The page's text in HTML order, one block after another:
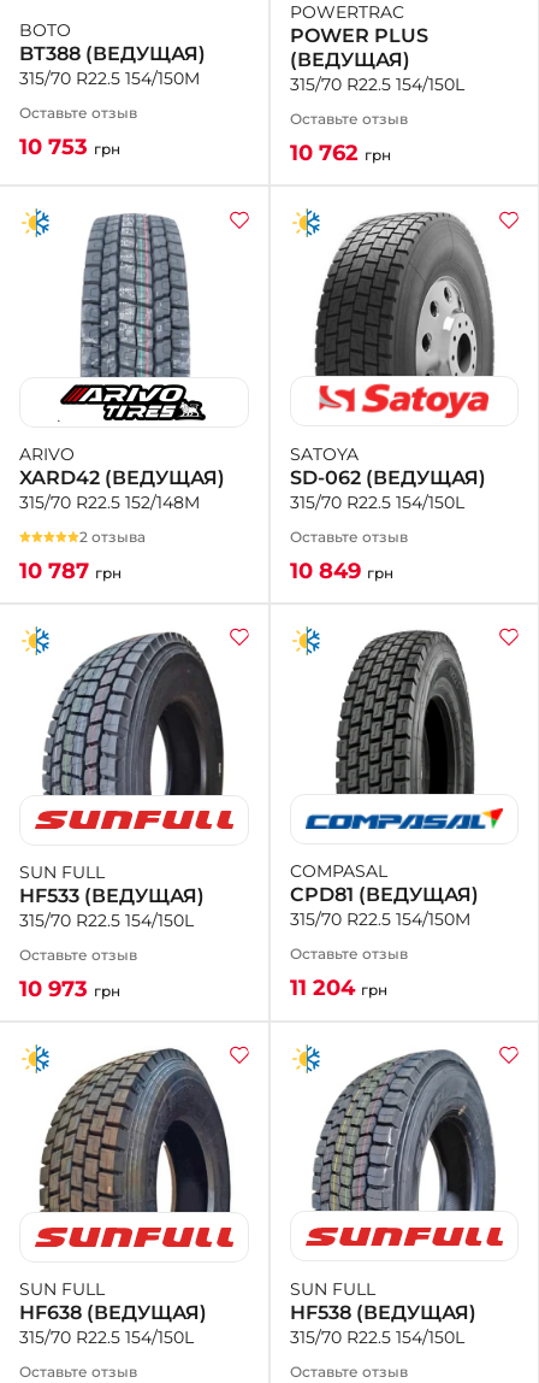
BOTO
BT388 (ВЕДУЩАЯ)
315/70 R22.5 154/150M
Оставьте отзыв
10 753 грн
POWERTRAC
POWER PLUS
(ВЕДУЩАЯ)
315/70 R22.5 154/150L
Оставьте отзыв
10 762 грн
ARIVO
XARD42 (ВЕДУЩАЯ)
315/70 R22.5 152/148M
2 отзыва
10 787 грн
SATOYA
SD-062 (ВЕДУЩАЯ)
315/70 R22.5 154/150L
Оставьте отзыв
10 849 грн
SUN FULL
HF533 (ВЕДУЩАЯ)
315/70 R22.5 154/150L
Оставьте отзыв
10 973 грн
COMPASAL
CPD81 (ВЕДУЩАЯ)
315/70 R22.5 154/150M
Оставьте отзыв
11 204 грн
SUN FULL
HF638 (ВЕДУЩАЯ)
315/70 R22.5 154/150L
Оставьте отзыв
SUN FULL
HF538 (ВЕДУЩАЯ)
315/70 R22.5 154/150L
Оставьте отзыв